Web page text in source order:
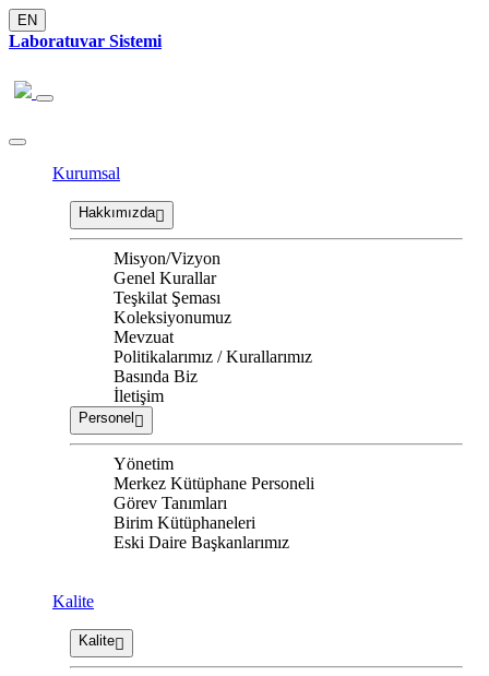
EN
Laboratuvar Sistemi
Kurumsal
Hakkımızda
Misyon/Vizyon
Genel Kurallar
Teşkilat Şeması
Koleksiyonumuz
Mevzuat
Politikalarımız / Kurallarımız
Basında Biz
İletişim
Personel
Yönetim
Merkez Kütüphane Personeli
Görev Tanımları
Birim Kütüphaneleri
Eski Daire Başkanlarımız
Kalite
Kalite